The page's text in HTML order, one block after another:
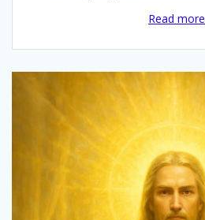
Read more